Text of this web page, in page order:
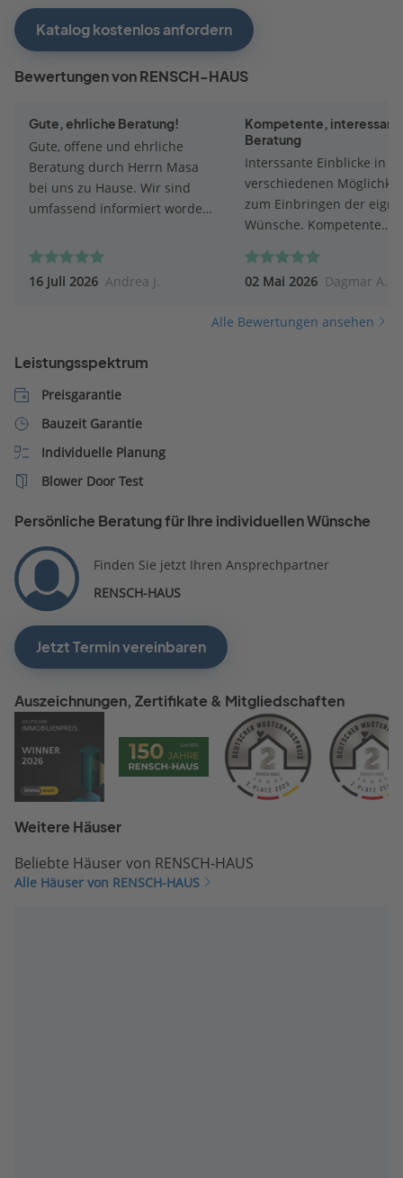
Katalog kostenlos anfordern
Bewertungen von RENSCH-HAUS
Gute, ehrliche Beratung!
Gute, offene und ehrliche
Beratung durch Herrn Masa
bei uns zu Hause. Wir sind
umfassend informiert worden,
Eindruck von dem
Häusern.
16 Juli 2026 Andrea J.
Kompetente,
Beratung
Interssante Einblicke in
verschiedenen
zum Einbringen der
Wünsche. Kompetente
zum Aufbau der
Fertighausstruktur und
der Fertighauswelt werde
02 Mai 2026 Dagmar A.
Alle Bewertungen ansehen
Leistungsspektrum
Preisgarantie
Bauzeit Garantie
Individuelle Planung
Blower Door Test
Persönliche Beratung für Ihre individuellen Wünsche
Finden Sie jetzt Ihren Ansprechpartner
RENSCH-HAUS
Jetzt Termin vereinbaren
Auszeichnungen, Zertifikate & Mitgliedschaften
Weitere Häuser
Beliebte Häuser von RENSCH-HAUS
Alle Häuser von RENSCH-HAUS